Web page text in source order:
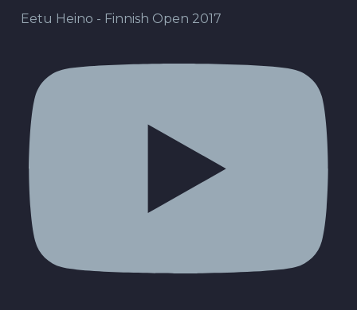
Eetu Heino - Finnish Open 2017